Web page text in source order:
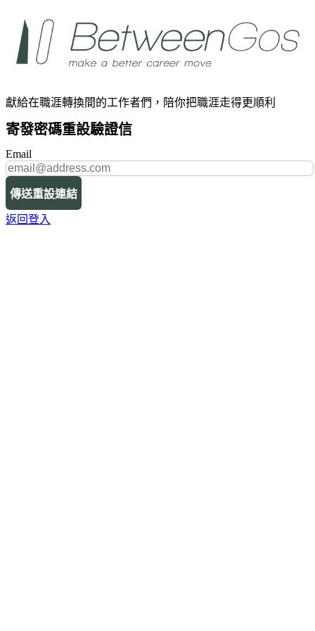
獻給在職涯轉換間的工作者們，陪你把職涯走得更順利
寄發密碼重設驗證信
Email
傳送重設連結
返回登入